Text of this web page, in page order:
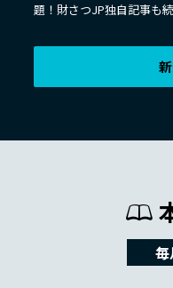
題！財さつJP独自記事も